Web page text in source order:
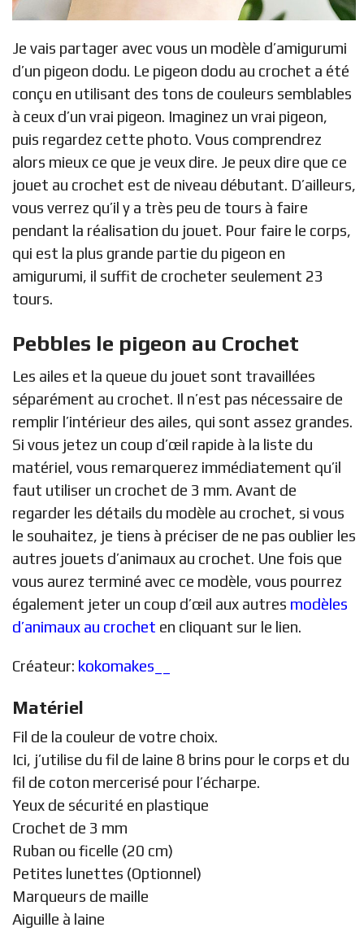
Je vais partager avec vous un modèle d’amigurumi
d’un pigeon dodu. Le pigeon dodu au crochet a été
conçu en utilisant des tons de couleurs semblables
à ceux d’un vrai pigeon. Imaginez un vrai pigeon,
puis regardez cette photo. Vous comprendrez
alors mieux ce que je veux dire. Je peux dire que ce
jouet au crochet est de niveau débutant. D’ailleurs,
vous verrez qu’il y a très peu de tours à faire
pendant la réalisation du jouet. Pour faire le corps,
qui est la plus grande partie du pigeon en
amigurumi, il suffit de crocheter seulement 23
tours.
Pebbles le pigeon au Crochet
Les ailes et la queue du jouet sont travaillées
séparément au crochet. Il n’est pas nécessaire de
remplir l’intérieur des ailes, qui sont assez grandes.
Si vous jetez un coup d’œil rapide à la liste du
matériel, vous remarquerez immédiatement qu’il
faut utiliser un crochet de 3 mm. Avant de
regarder les détails du modèle au crochet, si vous
le souhaitez, je tiens à préciser de ne pas oublier les
autres jouets d’animaux au crochet. Une fois que
vous aurez terminé avec ce modèle, vous pourrez
également jeter un coup d’œil aux autres modèles
d’animaux au crochet en cliquant sur le lien.
Créateur: kokomakes__
Matériel
Fil de la couleur de votre choix.
Ici, j’utilise du fil de laine 8 brins pour le corps et du
fil de coton mercerisé pour l’écharpe.
Yeux de sécurité en plastique
Crochet de 3 mm
Ruban ou ficelle (20 cm)
Petites lunettes (Optionnel)
Marqueurs de maille
Aiguille à laine